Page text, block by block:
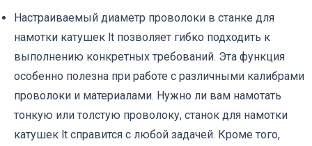
Настраиваемый диаметр проволоки в станке для
намотки катушек lt позволяет гибко подходить к
выполнению конкретных требований. Эта функция
особенно полезна при работе с различными калибрами
проволоки и материалами. Нужно ли вам намотать
тонкую или толстую проволоку, станок для намотки
катушек lt справится с любой задачей. Кроме того,